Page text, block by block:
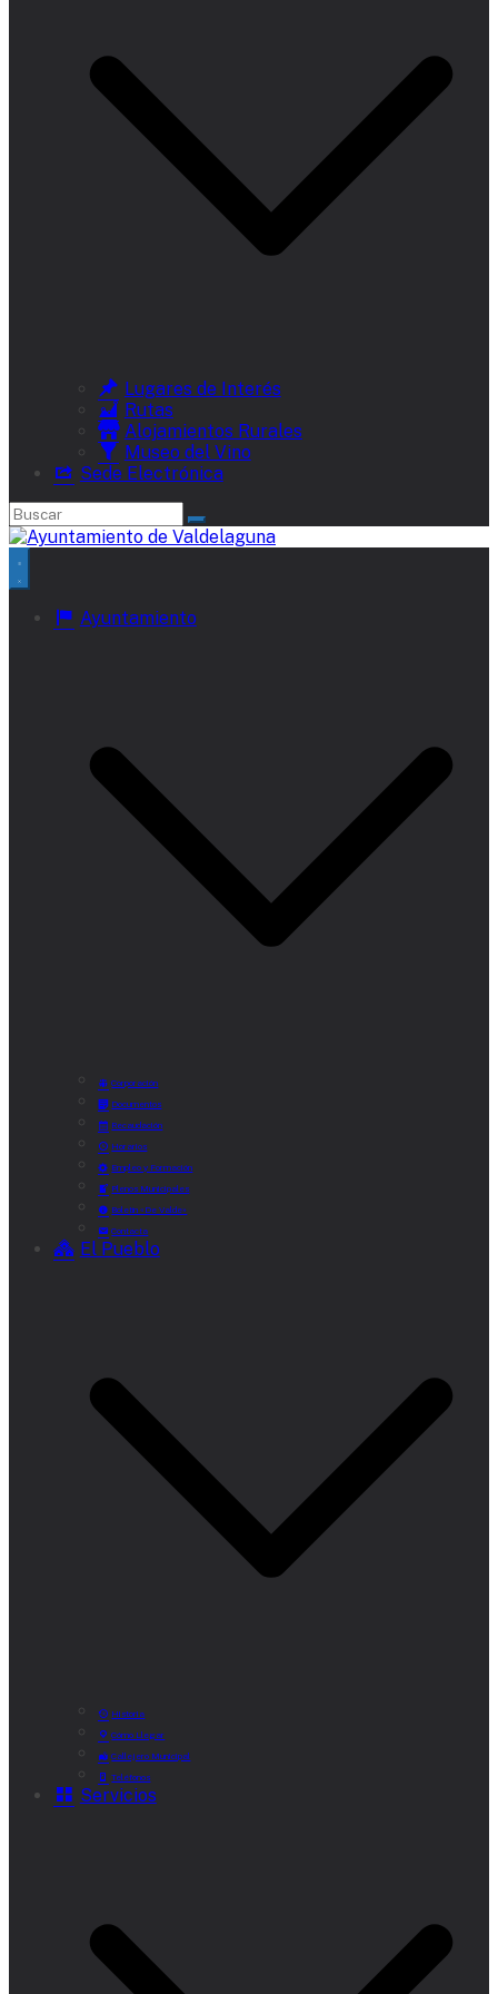
Lugares de Interés
Rutas
Alojamientos Rurales
Museo del Vino
Sede Electrónica
Ayuntamiento
Corporación
Documentos
Recaudación
Horarios
Empleo y Formación
Plenos Municipales
Boletín «De Valde»
Contacta
El Pueblo
Historia
Cómo Llegar
Callejero Municipal
Teléfonos
Servicios